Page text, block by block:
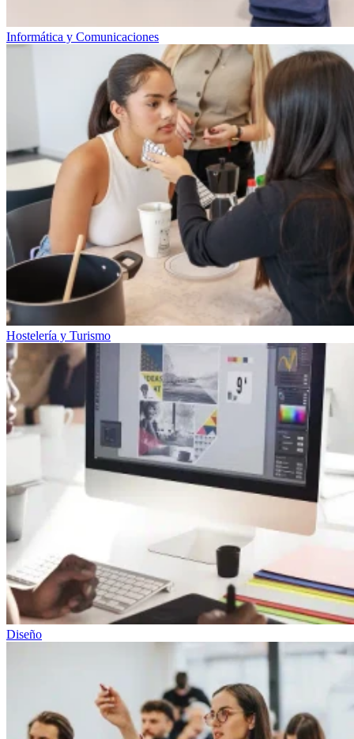
Informática y Comunicaciones
Hostelería y Turismo
Diseño